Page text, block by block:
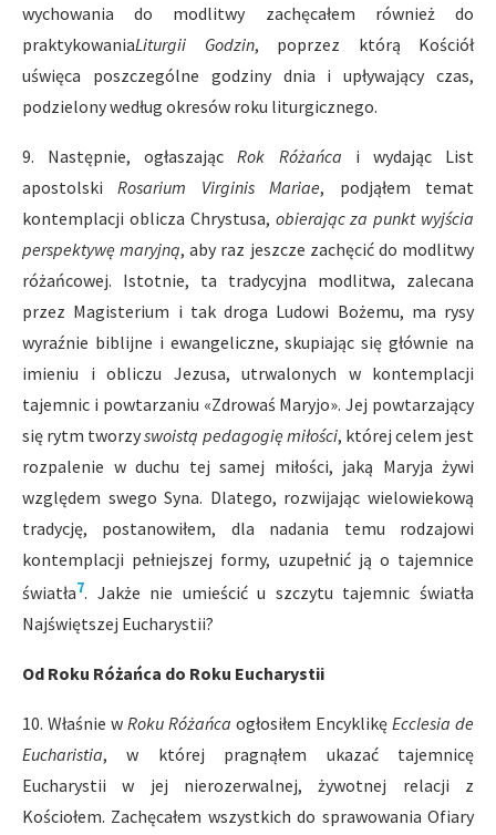
wychowania do modlitwy zachęcałem również do
praktykowaniaLiturgii Godzin, poprzez którą Kościół
uświęca poszczególne godziny dnia i upływający czas,
podzielony według okresów roku liturgicznego.
9. Następnie, ogłaszającRok Różańca i wydając List
apostolskiRosarium Virginis Mariae, podjąłem temat
kontemplacji oblicza Chrystusa, obierając za punkt wyjścia
perspektywę maryjną, aby raz jeszcze zachęcić do modlitwy
różańcowej. Istotnie, ta tradycyjna modlitwa, zalecana
przez Magisterium i tak droga Ludowi Bożemu, ma rysy
wyraźnie biblijne i ewangeliczne, skupiając się głównie na
imieniu i obliczu Jezusa, utrwalonych w kontemplacji
tajemnic i powtarzaniu «Zdrowaś Maryjo». Jej powtarzający
się rytm tworzyswoistą pedagogię miłości, której celem jest
rozpalenie w duchu tej samej miłości, jaką Maryja żywi
względem swego Syna. Dlatego, rozwijając wielowiekową
tradycję, postanowiłem, dla nadania temu rodzajowi
kontemplacji pełniejszej formy, uzupełnić ją o tajemnice
światła7. Jakże nie umieścić u szczytu tajemnic światła
Najświętszej Eucharystii?
Od Roku Różańca do Roku Eucharystii
10. Właśnie w Roku Różańca ogłosiłem Encyklikę Ecclesia de
Eucharistia, w której pragnąłem ukazać tajemnicę
Eucharystii w jej nierozerwalnej, żywotnej relacji z
Kościołem. Zachęcałem wszystkich do sprawowania Ofiary